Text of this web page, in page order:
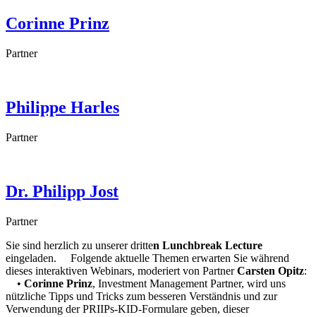
Corinne Prinz
Partner
Philippe Harles
Partner
Dr. Philipp Jost
Partner
Sie sind herzlich zu unserer dritten Lunchbreak Lecture
eingeladen. Folgende aktuelle Themen erwarten Sie während
dieses interaktiven Webinars, moderiert von PartnerCarsten Opitz:
• Corinne Prinz, Investment Management Partner, wird uns
nützliche Tipps und Tricks zum besseren Verständnis und zur
Verwendung der PRIIPs-KID-Formulare geben, dieser